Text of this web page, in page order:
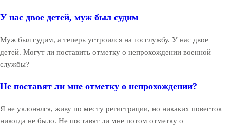
У нас двое детей, муж был судим
Муж был судим, а теперь устроился на госслужбу. У нас двое
детей. Могут ли поставить отметку о непрохождении военной
службы?
Не поставят ли мне отметку о непрохождении?
Я не уклонялся, живу по месту регистрации, но никаких повесток
никогда не было. Не поставят ли мне потом отметку о